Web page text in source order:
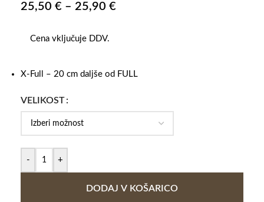
25,50 € – 25,90 €
Cena vključuje DDV.
X-Full – 20 cm daljše od FULL
VELIKOST
- +
DODAJ V KOŠARICO